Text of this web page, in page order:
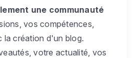
une communauté
vos compétences,
la création d'un blog.
votre actualité, vos